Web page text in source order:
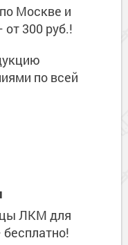
Москве и
от 300 руб.!
по всей
ЛКМ для